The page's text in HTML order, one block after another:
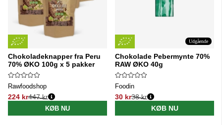
Chokoladeknapper fra Peru
70% ØKO 100g x 5 pakker
Rawfoodshop
224 kr
Normalpris:
447 kr
KØB NU
Udgående
Chokolade Pebermynte 70%
RAW ØKO 40g
Foodin
30 kr
Normalpris:
38 kr
KØB NU